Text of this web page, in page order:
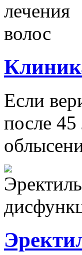
Если
после 45